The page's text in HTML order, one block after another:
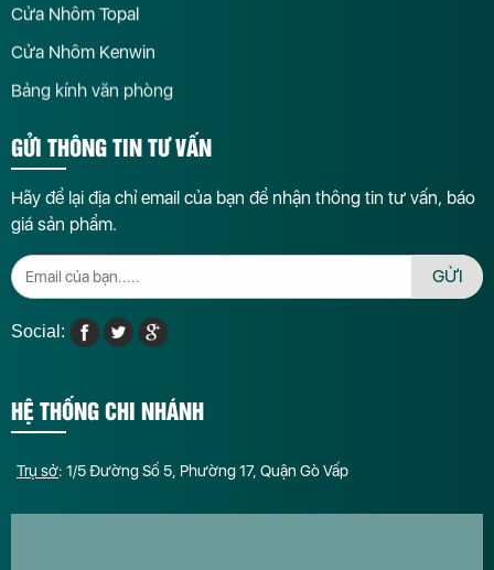
Cửa Nhôm Topal
Cửa Nhôm Kenwin
Bảng kính văn phòng
GỬI THÔNG TIN TƯ VẤN
Hãy để lại địa chỉ email của bạn để nhận thông tin tư vấn, báo
giá sản phẩm.
GỬI
Social:
HỆ THỐNG CHI NHÁNH
Trụ sở: 1/5 Đường Số 5, Phường 17, Quận Gò Vấp